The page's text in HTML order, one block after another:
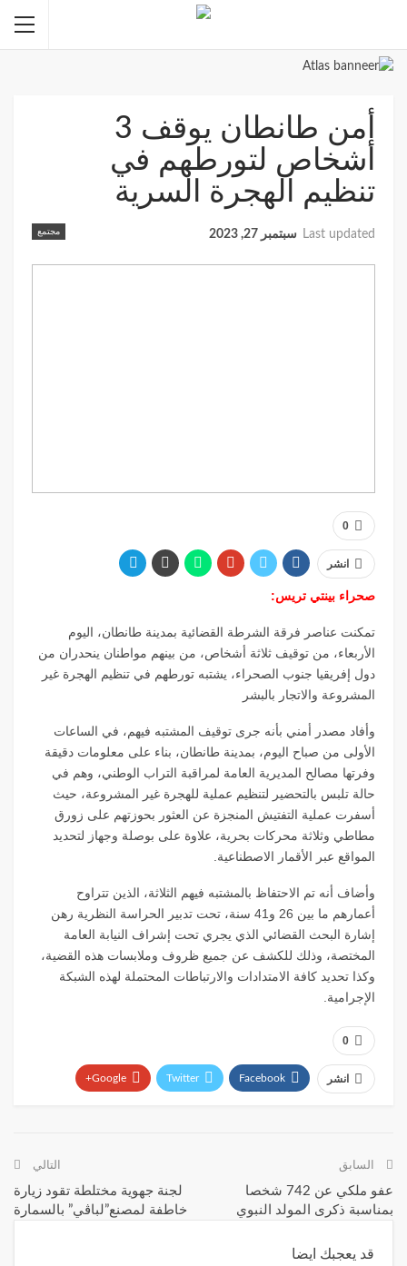
أمن طانطان يوقف 3
أشخاص لتورطهم في
تنظيم الهجرة السرية
مجتمع Last updated سبتمبر 27, 2023
0
انشر
صحراء بينتي تريس:
تمكنت عناصر فرقة الشرطة القضائية بمدينة طانطان، اليوم
الأربعاء، من توقيف ثلاثة أشخاص، من بينهم مواطنان ينحدران من
دول إفريقيا جنوب الصحراء، يشتبه تورطهم في تنظيم الهجرة غير
المشروعة والاتجار بالبشر
وأفاد مصدر أمني بأنه جرى توقيف المشتبه فيهم، في الساعات
الأولى من صباح اليوم، بمدينة طانطان، بناء على معلومات دقيقة
وفرتها مصالح المديرية العامة لمراقبة التراب الوطني، وهم في
حالة تلبس بالتحضير لتنظيم عملية للهجرة غير المشروعة، حيث
أسفرت عملية التفتيش المنجزة عن العثور بحوزتهم على زورق
مطاطي وثلاثة محركات بحرية، علاوة على بوصلة وجهاز لتحديد
المواقع عبر الأقمار الاصطناعية.
وأضاف أنه تم الاحتفاظ بالمشتبه فيهم الثلاثة، الذين تتراوح
أعمارهم ما بين 26 و41 سنة، تحت تدبير الحراسة النظرية رهن
إشارة البحث القضائي الذي يجري تحت إشراف النيابة العامة
المختصة، وذلك للكشف عن جميع ظروف وملابسات هذه القضية،
وكذا تحديد كافة الامتدادات والارتباطات المحتملة لهذه الشبكة
الإجرامية.
0
انشر Facebook
Twitter
Google+
السابق
عفو ملكي عن 742 شخصا
بمناسبة ذكرى المولد النبوي
التالي
لجنة جهوية مختلطة تقود زيارة
خاطفة لمصنع”لباڤي” بالسمارة
قد يعجبك ايضا